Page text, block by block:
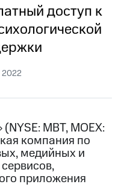
доступ к
2022
MBT, MOEX:
компания по
медийных и
приложения